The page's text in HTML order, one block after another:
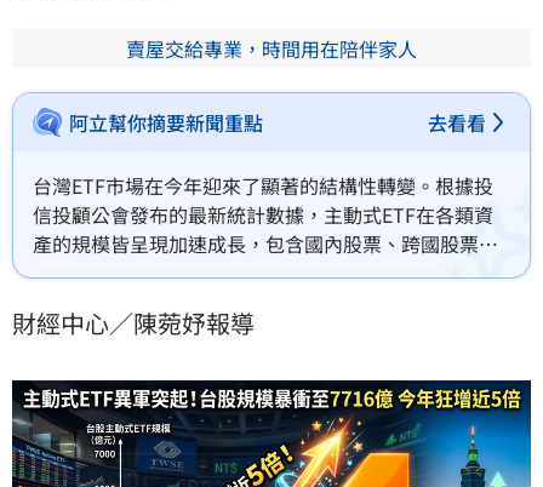
賣屋交給專業，時間用在陪伴家人
阿立幫你摘要新聞重點 去看看
台灣ETF市場在今年迎來了顯著的結構性轉變。根據投
信投顧公會發布的最新統計數據，主動式ETF在各類資
產的規模皆呈現加速成長，包含國內股票、跨國股票及
跨國債券三大主流市場，均展現出跳躍式的增速。其
去年底的1302.95億元，一舉飆升至今年5月底的
策略已快速獲得台灣投資人的高度認同。
財經中心／陳菀妤報導